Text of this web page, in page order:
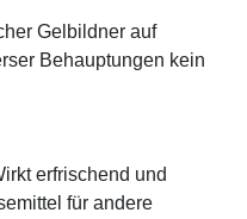
Gelbildner auf
Behauptungen kein
erfrischend und
für andere